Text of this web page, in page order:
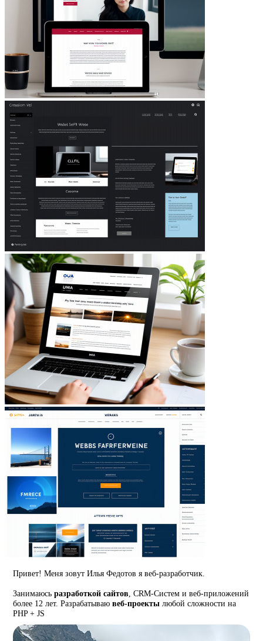
Привет! Меня зовут Илья Федотов я веб-разработчик.
Занимаюсьразработкой сайтов , CRM-Систем и веб-приложений
более 12 лет. Разрабатываювеб-проекты любой сложности на
PHP + JS